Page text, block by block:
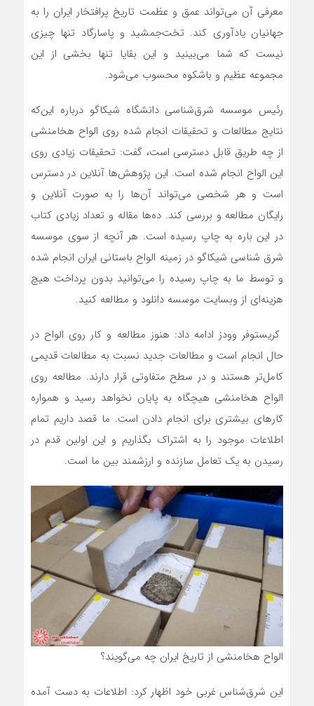
معرفی آن می‌تواند عمق و عظمت تاریخ پرافتخار ایران را به
جهانیان یادآوری کند. تخت‌جمشید و پاسارگاد تنها چیزی
نیست که شما می‌بینید و این بقایا تنها بخشی از این
مجموعه عظیم و باشکوه محسوب می‌شود.
رئیس موسسه شرق‌شناسی دانشگاه شیکاگو درباره این‌که
نتایج مطالعات و تحقیقات انجام شده روی الواح هخامنشی
از چه طریق قابل دسترسی است، گفت: تحقیقات زیادی روی
این الواح انجام شده است. این پژوهش‌ها آنلاین در دسترس
است و هر شخصی می‌تواند آن‌ها را به صورت آنلاین و
رایگان مطالعه و بررسی کند. ده‌ها مقاله و تعداد زیادی کتاب
در این باره به چاپ رسیده است. هر آنچه از سوی موسسه
شرق شناسی شیکاگو در زمینه الواح باستانی ایران انجام شده
و توسط ما به چاپ رسیده را می‌توانید بدون پرداخت هیچ
هزینه‌ای از وبسایت موسسه دانلود و مطالعه کنید.
کریستوفر وودز ادامه داد: هنوز مطالعه و کار روی الواح در
حال انجام است و مطالعات جدید نسبت به مطالعات قدیمی
کامل‌تر هستند و در سطح متفاوتی قرار دارند. مطالعه روی
الواح هخامنشی هیچگاه به پایان نخواهد رسید و همواره
کار‌های بیشتری برای انجام دادن است. ما قصد داریم تمام
اطلاعات موجود را به اشتراک بگذاریم و این اولین قدم در
رسیدن به یک تعامل سازنده و ارزشمند بین ما است.
الواح هخامنشی از تاریخ ایران چه می‌گویند؟
این شرق‌شناس غربی خود اظهار کرد: اطلاعات به دست آمده